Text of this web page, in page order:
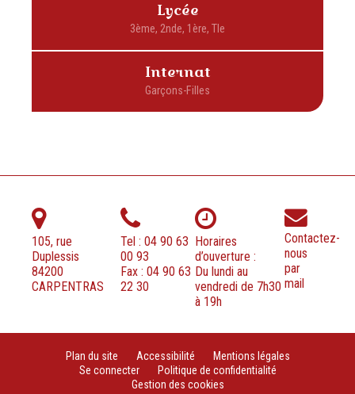
Lycée
Internat
105, rue
Duplessis
84200
CARPENTRAS
Tel : 04 90 63
00 93
Fax : 04 90 63
22 30
Horaires
d’ouverture :
Du lundi au
vendredi de 7h30
à 19h
Contactez-
nous
par
mail
Plan du site Accessibilité
Mentions légales
Se connecter
Politique de confidentialité
Gestion des cookies